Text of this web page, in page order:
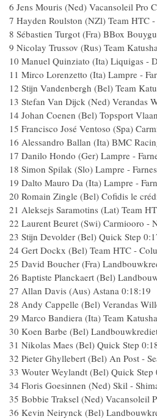
6 Jens Mouris (Ned) Vacansoleil Pro
7 Hayden Roulston (NZl) Team HTC
8 Sébastien Turgot (Fra) BBox
9 Nicolay Trussov (Rus) Team
10 Manuel Quinziato (Ita) Liquigas -
11 Mirco Lorenzetto (Ita) Lampre -
12 Stijn Vandenbergh (Bel) Team
13 Stefan Van Dijck (Ned) Verandas
14 Johan Coenen (Bel) Topsport
15 Francisco José Ventoso (Spa)
16 Alessandro Ballan (Ita) BMC
17 Danilo Hondo (Ger) Lampre -
18 Simon Spilak (Slo) Lampre -
19 Dalto Mauro Da (Ita) Lampre -
20 Romain Zingle (Bel) Cofidis le
21 Aleksejs Saramotins (Lat) Team
22 Laurent Beuret (Swi) Carmiooro -
23 Stijn Devolder (Bel) Quick Step
24 Gert Dockx (Bel) Team HTC -
25 David Boucher (Fra)
26 Baptiste Planckaert (Bel)
27 Allan Davis (Aus) Astana 0:18:19
28 Andy Cappelle (Bel) Verandas
29 Marco Bandiera (Ita) Team Katusha
30 Koen Barbe (Bel)
31 Nikolas Maes (Bel) Quick Step
32 Pieter Ghyllebert (Bel) An Post -
33 Wouter Weylandt (Bel) Quick Step
34 Floris Goesinnen (Ned) Skil -
35 Bobbie Traksel (Ned) Vacansoleil
36 Kevin Neirynck (Bel)